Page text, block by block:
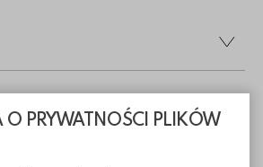
O PRYWATNOŚCI PLIKÓW